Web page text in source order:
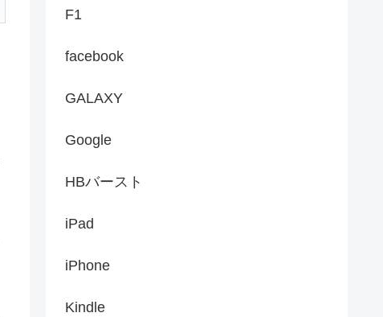
F1
facebook
GALAXY
Google
HBバースト
iPad
iPhone
Kindle